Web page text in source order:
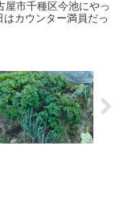
屋市千種区今池にやっ
カウンター満員だっ